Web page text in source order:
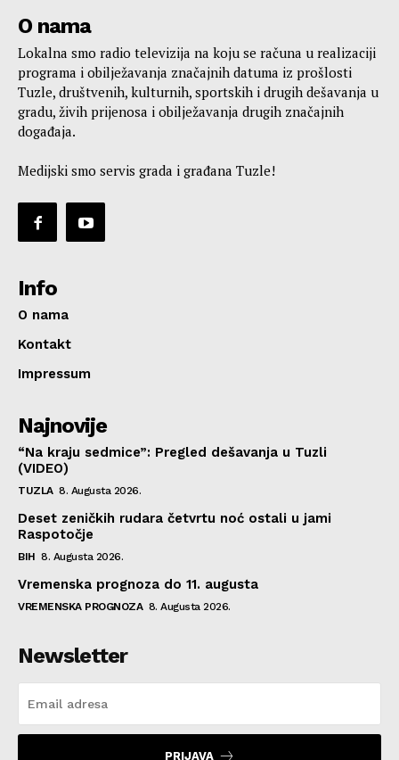
O nama
Lokalna smo radio televizija na koju se računa u realizaciji
programa i obilježavanja značajnih datuma iz prošlosti
Tuzle, društvenih, kulturnih, sportskih i drugih dešavanja u
gradu, živih prijenosa i obilježavanja drugih značajnih
događaja.
Medijski smo servis grada i građana Tuzle!
Info
O nama
Kontakt
Impressum
Najnovije
“Na kraju sedmice”: Pregled dešavanja u Tuzli
(VIDEO)
TUZLA 8. Augusta 2026.
Deset zeničkih rudara četvrtu noć ostali u jami
Raspotočje
BIH 8. Augusta 2026.
Vremenska prognoza do 11. augusta
VREMENSKA PROGNOZA 8. Augusta 2026.
Newsletter
PRIJAVA